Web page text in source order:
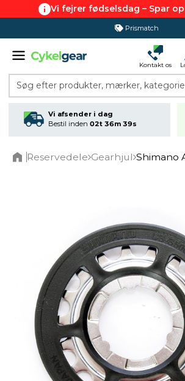
Vi fejrer fødselsdag – Spar
Prismatch
Kontakt os
Søg efter produkter, mærker,
Vi afsender i dag
Bestil inden 02t 36m 39s
Reservedele Gearhjul Shimano